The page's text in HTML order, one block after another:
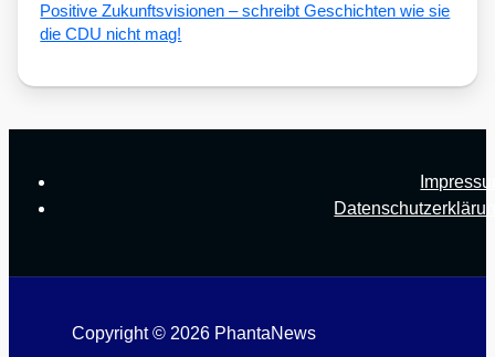
Posi­ti­ve Zukunfts­vi­sio­nen – schreibt Geschich­ten wie sie
die CDU nicht mag!
Copyright © 2026 PhantaNews